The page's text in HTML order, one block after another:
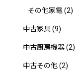
その他家電(2)
中古家具(9)
中古厨房機器(2)
中古その他(2)